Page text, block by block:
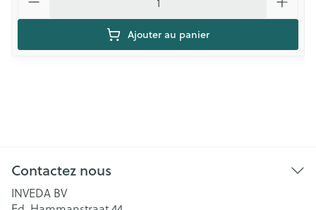
Ajouter au panier
Contactez nous
INVEDA BV